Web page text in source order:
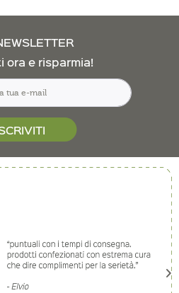
ora e risparmia!